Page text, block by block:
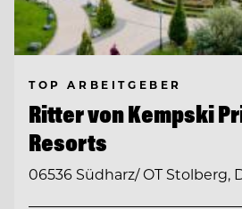
TOP ARBEITGEBER
Ritter von Kempski
Resorts
06536 Südharz/ OT Stolberg,